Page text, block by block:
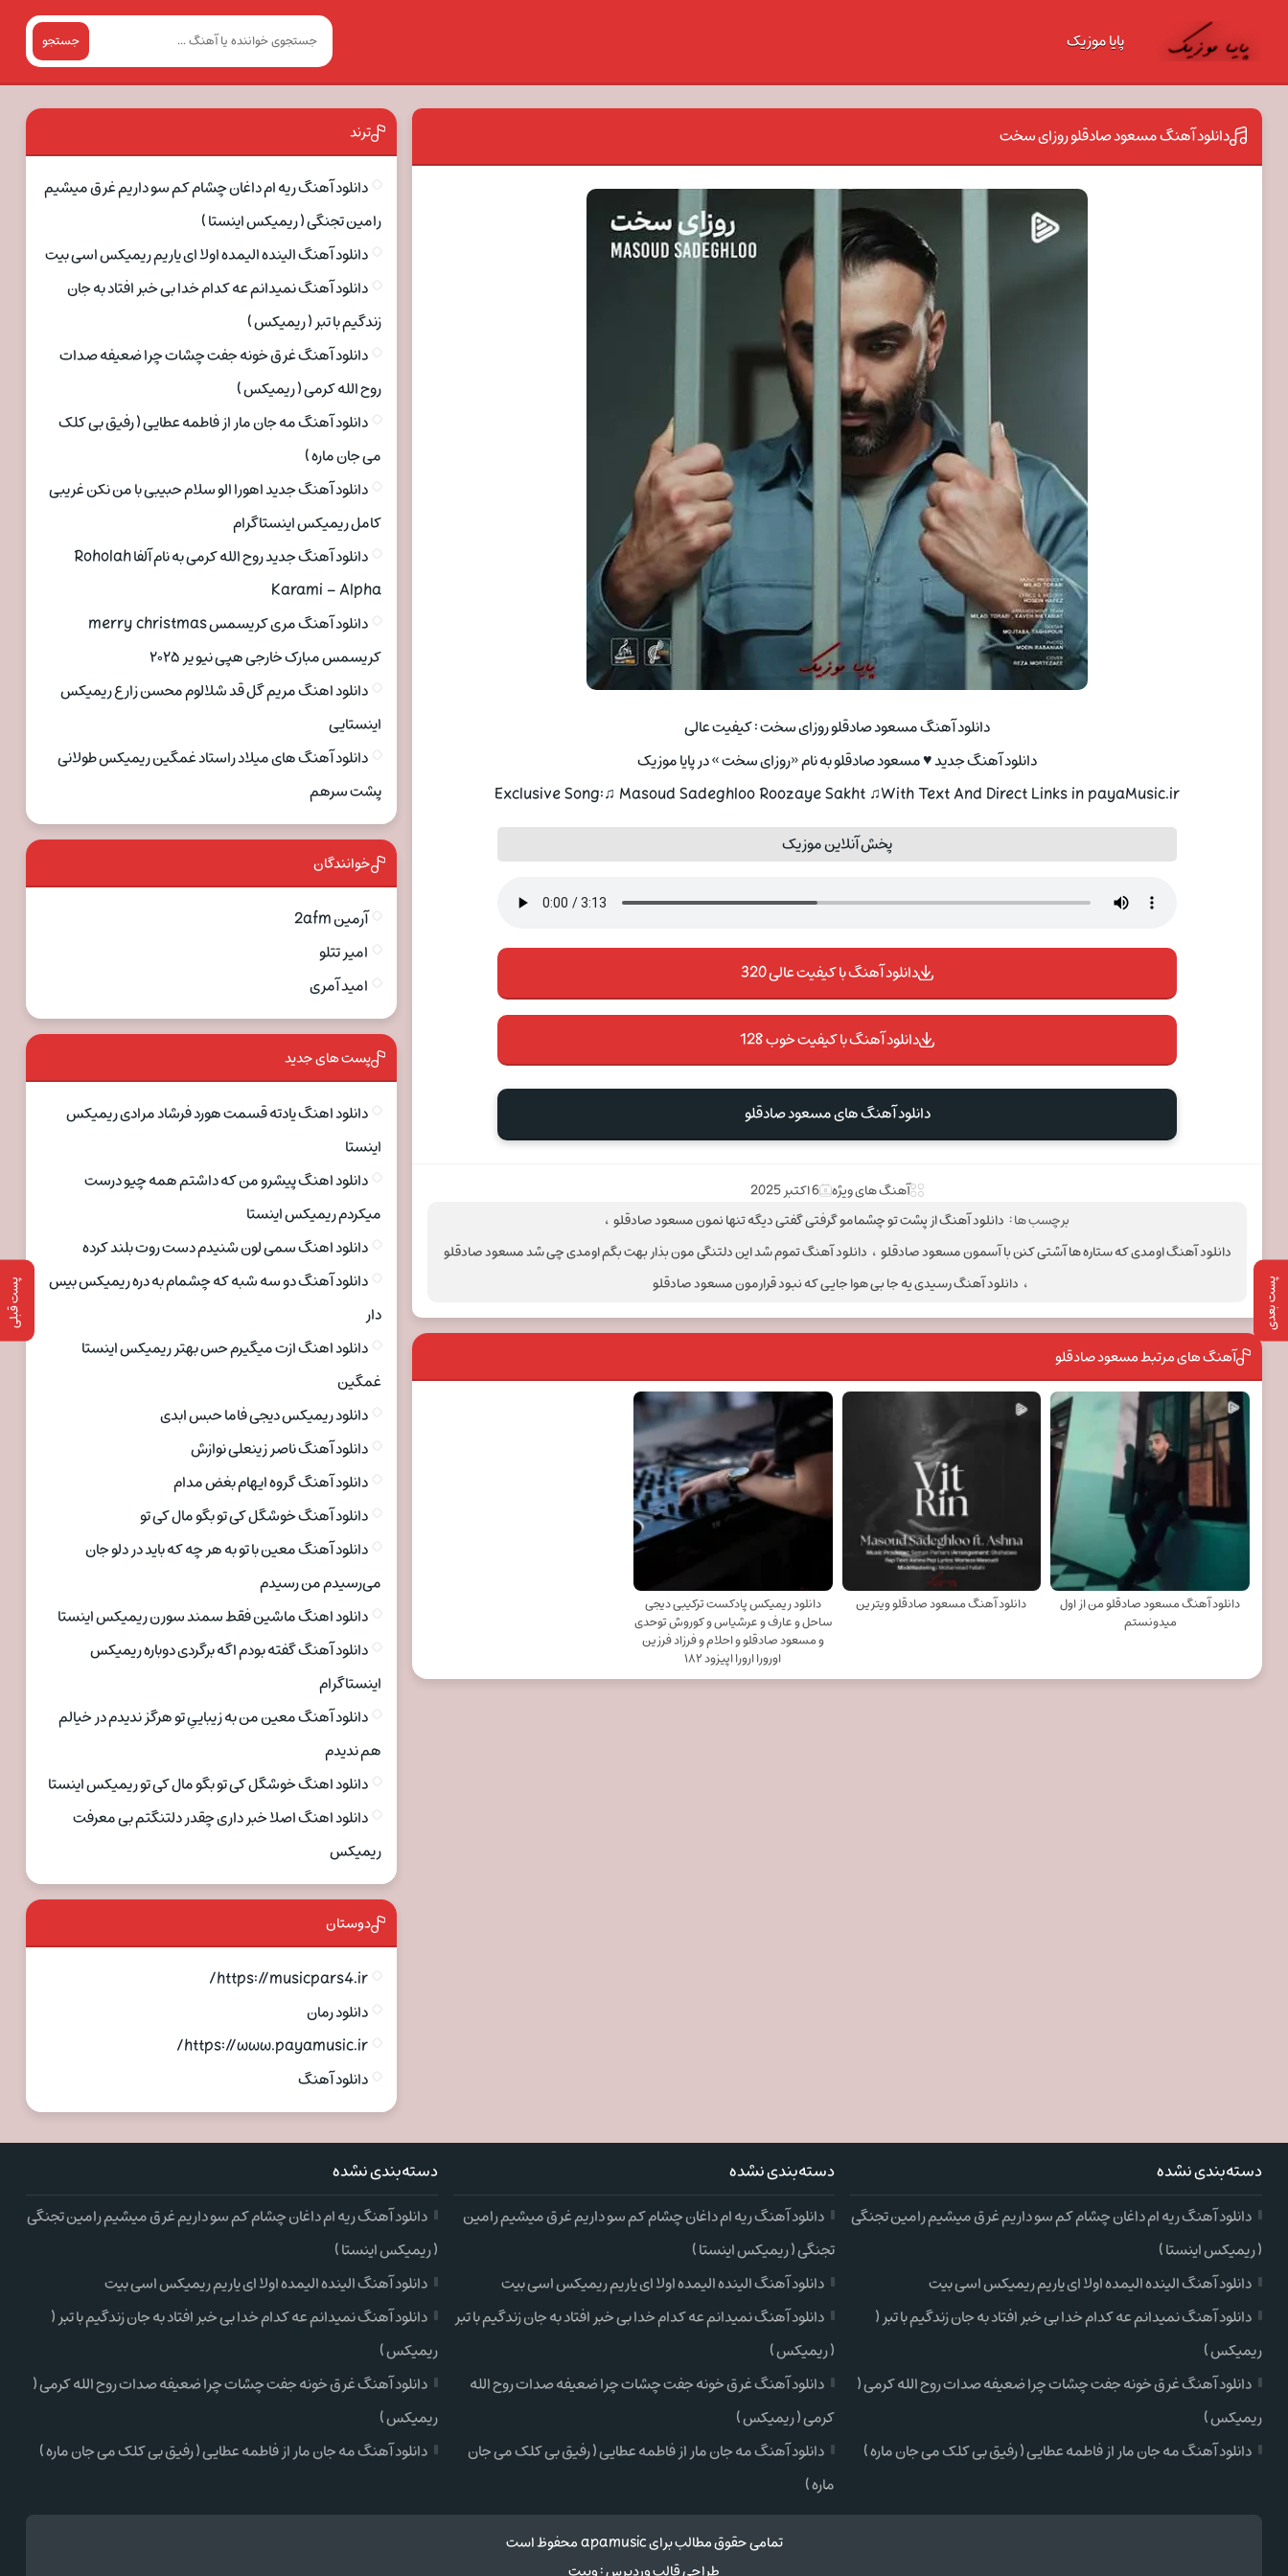
پایا موزیک جستجو
پست بعدی پست قبلی
دانلود آهنگ مسعود صادقلو روزای سخت
دانلود آهنگ مسعود صادقلو روزای سخت : کیفیت عالی
دانلود آهنگ جدید ♥ مسعود صادقلو به نام «روزای سخت » در پایا موزیک
Exclusive Song:♫ Masoud Sadeghloo Roozaye Sakht ♫With Text And Direct Links in payaMusic.ir
پخش آنلاین موزیک
دانلود آهنگ با کیفیت عالی 320
دانلود آهنگ با کیفیت خوب 128
دانلود آهنگ های مسعود صادقلو
آهنگ های ویژه 6 اکتبر 2025
برچسب ها : دانلود آهنگ ‎از پشت تو چشمامو گرفتی گفتی دیگه تنها نمون مسعود صادقلو
،
دانلود آهنگ ‎اومدی که ستاره ها آشتی کنن با آسمون مسعود صادقلو
، دانلود آهنگ ‎تموم شد این دلتنگی مون بذار بهت بگم اومدی چی شد مسعود صادقلو
، دانلود آهنگ ‎رسیدی یه جا بی هوا جایی که نبود قرارمون مسعود صادقلو
آهنگ های مرتبط مسعود صادقلو
دانلود آهنگ مسعود صادقلو من از اول
میدونستم
دانلود آهنگ مسعود صادقلو ویترین
دانلود ریمیکس پادکست ترکیبی دیجی
ساحل و عارف و عرشیاس و کوروش توحدی
و مسعود صادقلو و احلام و فرزاد فرزین
اورورا ارورا اپیزود ۱۸۲
ترند
دانلود آهنگ ریه ام داغان چشام کم سو داریم غرق میشیم
رامین تجنگی ( ریمیکس اینستا )
دانلود آهنگ الینده الیمده اولا ای یاریم ریمیکس اسی بیت
دانلود آهنگ نمیدانم عه کدام خدا بی خبر افتاد به جان
زندگیم با تبر ( ریمیکس )
دانلود آهنگ غرق خونه جفت چشات چرا ضعیفه صدات
روح الله کرمی ( ریمیکس )
دانلود آهنگ مه جان مار از فاطمه عطایی ( رفیق بی کلک
می جان ماره )
دانلود آهنگ جدید اهورا الو سلام حبیبی با من نکن غریبی
کامل ریمیکس اینستاگرام
دانلود آهنگ جدید روح الله کرمی به نام آلفا Roholah
Karami – Alpha
دانلود آهنگ مری کریسمس merry christmas
کریسمس مبارک خارجی هپی نیو یر ۲۰۲۵
دانلود اهنگ مریم گل قد شلالوم محسن زارع ریمیکس
اینستایی
دانلود آهنگ های میلاد راستاد غمگین ریمیکس طولانی
پشت سرهم
خوانندگان
آرمین 2afm
امیر تتلو
امید آمری
پست های جدید
دانلود اهنگ یادته قسمت هورد فرشاد مرادی ریمیکس
اینستا
دانلود اهنگ پیشرو من که داشتم همه چیو درست
میکردم ریمیکس اینستا
دانلود اهنگ سمی لون شنیدم دست روت بلند کرده
دانلود آهنگ دو سه شبه که چشمام به دره ریمیکس بیس
دار
دانلود اهنگ ازت میگیرم حس بهتر ریمیکس اینستا
غمگین
دانلود ریمیکس دیجی فاما حبس ابدی
دانلود آهنگ ناصر زینعلی نوازش
دانلود آهنگ گروه ایهام بغض مدام
دانلود آهنگ خوشگل کی تو بگو مال کی تو
دانلود آهنگ معین با تو به هر چه که باید در دلو جان
می‌رسیدم من رسیدم
دانلود اهنگ ماشین فقط سمند سورن ریمیکس اینستا
دانلود آهنگ گفته بودم اگه برگردی دوباره ریمیکس
اینستاگرام
دانلود آهنگ معین من به زیباییِ تو هرگز ندیدم در خیالم
هم ندیدم
دانلود اهنگ خوشگل کی تو بگو مال کی تو ریمیکس اینستا
دانلود اهنگ اصلا خبر داری چقدر دلتنگتم بی معرفت
ریمیکس
دوستان
https://musicpars4.ir/
دانلود رمان
https://www.payamusic.ir/
دانلود آهنگ
دسته‌بندی نشده
دانلود آهنگ ریه ام داغان چشام کم سو داریم غرق میشیم رامین تجنگی
( ریمیکس اینستا )
دانلود آهنگ الینده الیمده اولا ای یاریم ریمیکس اسی بیت
دانلود آهنگ نمیدانم عه کدام خدا بی خبر افتاد به جان زندگیم با تبر (
ریمیکس )
دانلود آهنگ غرق خونه جفت چشات چرا ضعیفه صدات روح الله کرمی (
ریمیکس )
دانلود آهنگ مه جان مار از فاطمه عطایی ( رفیق بی کلک می جان ماره )
دسته‌بندی نشده
دانلود آهنگ ریه ام داغان چشام کم سو داریم غرق میشیم رامین
تجنگی ( ریمیکس اینستا )
دانلود آهنگ الینده الیمده اولا ای یاریم ریمیکس اسی بیت
دانلود آهنگ نمیدانم عه کدام خدا بی خبر افتاد به جان زندگیم با تبر
( ریمیکس )
دانلود آهنگ غرق خونه جفت چشات چرا ضعیفه صدات روح الله
کرمی ( ریمیکس )
دانلود آهنگ مه جان مار از فاطمه عطایی ( رفیق بی کلک می جان
ماره )
دسته‌بندی نشده
دانلود آهنگ ریه ام داغان چشام کم سو داریم غرق میشیم رامین تجنگی
( ریمیکس اینستا )
دانلود آهنگ الینده الیمده اولا ای یاریم ریمیکس اسی بیت
دانلود آهنگ نمیدانم عه کدام خدا بی خبر افتاد به جان زندگیم با تبر (
ریمیکس )
دانلود آهنگ غرق خونه جفت چشات چرا ضعیفه صدات روح الله کرمی (
ریمیکس )
دانلود آهنگ مه جان مار از فاطمه عطایی ( رفیق بی کلک می جان ماره )
تمامی حقوق مطالب برای apamusic محفوظ است
طراحی قالب وردپرس:وبیت